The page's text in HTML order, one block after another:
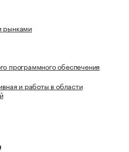
рынками
программного обеспечения
и работы в области